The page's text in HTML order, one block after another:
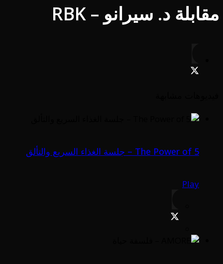
مقابلة د. سيرانو – RBK
The Power of 5 – جلسة الغذاء السريع والتألق
Play